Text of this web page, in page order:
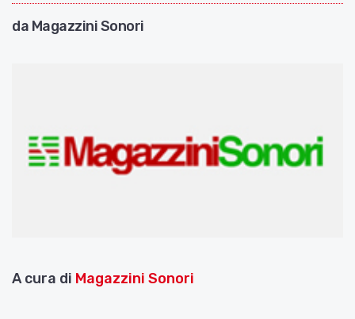
da Magazzini Sonori
A cura di Magazzini Sonori